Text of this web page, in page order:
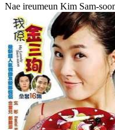
Nae ireumeun Kim Sam-